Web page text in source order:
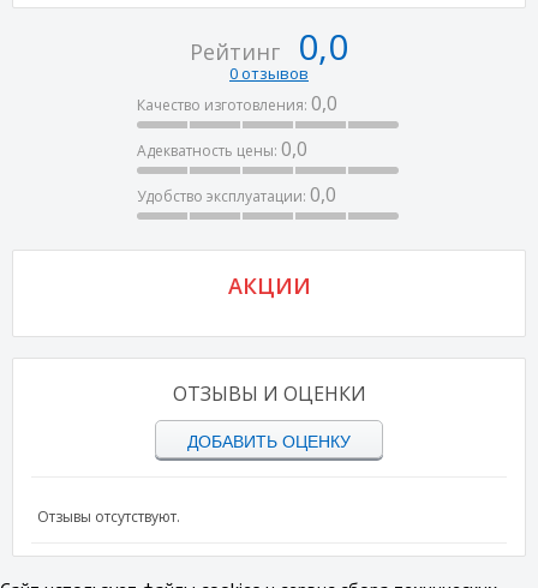
Рейтинг 0,0
0 отзывов
Качество изготовления: 0,0
Адекватность цены: 0,0
Удобство эксплуатации: 0,0
АКЦИИ
ОТЗЫВЫ И ОЦЕНКИ
ДОБАВИТЬ ОЦЕНКУ
Отзывы отсутствуют.